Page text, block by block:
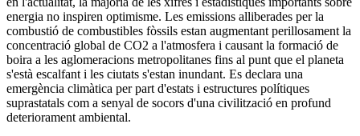
energia no inspiren optimisme. Les emissions alliberades per la
combustió de combustibles fòssils estan augmentant perillosament la
concentració global de CO2 a l'atmosfera i causant la formació de
boira a les aglomeracions metropolitanes fins al punt que el planeta
s'està escalfant i les ciutats s'estan inundant. Es declara una
emergència climàtica per part d'estats i estructures polítiques
suprastatals com a senyal de socors d'una civilització en profund
deteriorament ambiental.